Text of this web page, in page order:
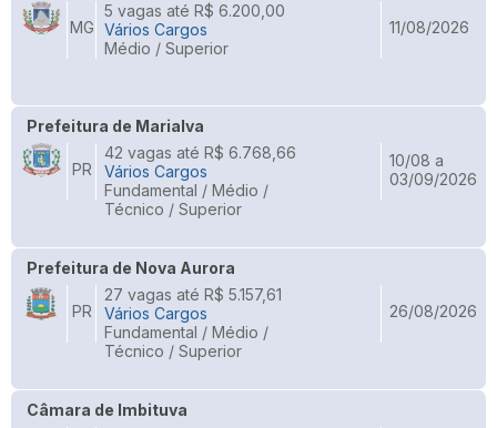
MG
5 vagas até R$ 6.200,00
Vários Cargos
Médio / Superior
11/08/2026
Prefeitura de Marialva
PR
42 vagas até R$ 6.768,66
Vários Cargos
Fundamental / Médio /
Técnico / Superior
10/08 a
03/09/2026
Prefeitura de Nova Aurora
PR
27 vagas até R$ 5.157,61
Vários Cargos
Fundamental / Médio /
Técnico / Superior
26/08/2026
Câmara de Imbituva